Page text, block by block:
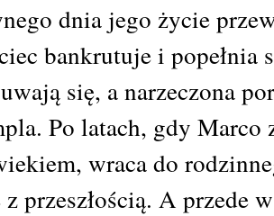
dnia jego życie
bankrutuje i popełnia
się, a narzeczona
Po latach, gdy Marco
wraca do
z przeszłością. A przede